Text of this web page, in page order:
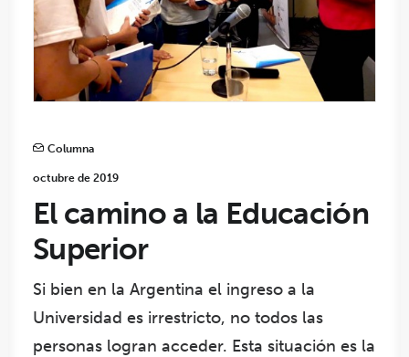
Columna
octubre de 2019
El camino a la Educación
Superior
Si bien en la Argentina el ingreso a la
Universidad es irrestricto, no todos las
personas logran acceder. Esta situación es la